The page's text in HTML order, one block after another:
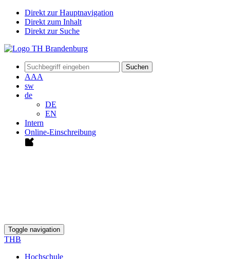
Direkt zur Hauptnavigation
Direkt zum Inhalt
Direkt zur Suche
Suchen
AAA
sw
de
DE
EN
Intern
Online-Einschreibung
Toggle navigation
THB
Hochschule